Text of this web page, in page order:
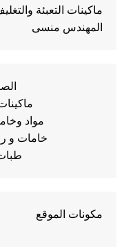
المهندس منسى
مواد
خامات و
مكونات الموقع